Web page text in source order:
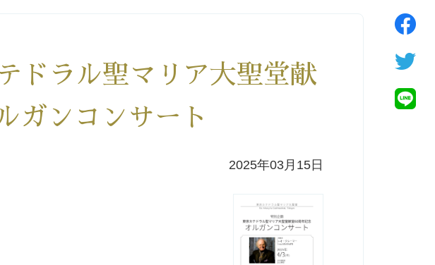
ドラル聖マリア大聖堂献
ガンコンサート
2025年03月15日